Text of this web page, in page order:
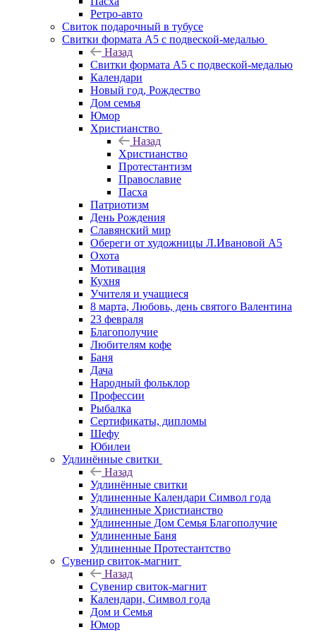
Ретро-авто
Свиток подарочный в тубусе
Свитки формата А5 с подвеской-медалью
Назад
Свитки формата А5 с подвеской-медалью
Календари
Новый год, Рождество
Дом семья
Юмор
Христианство
Назад
Христианство
Протестантизм
Православие
Пасха
Патриотизм
День Рождения
Славянский мир
Обереги от художницы Л.Ивановой А5
Охота
Мотивация
Кухня
Учителя и учащиеся
8 марта, Любовь, день святого Валентина
23 февраля
Благополучие
Любителям кофе
Баня
Дача
Народный фольклор
Профессии
Рыбалка
Сертификаты, дипломы
Шефу
Юбилеи
Удлинённые свитки
Назад
Удлинённые свитки
Удлиненные Календари Символ года
Удлиненные Христианство
Удлиненные Дом Семья Благополучие
Удлиненные Баня
Удлиненные Протестантство
Сувенир свиток-магнит
Назад
Сувенир свиток-магнит
Календари, Символ года
Дом и Семья
Юмор